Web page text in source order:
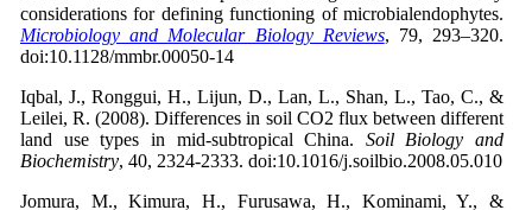
considerations for defining functioning of microbialendophytes.
Microbiology and Molecular Biology Reviews, 79, 293–320.
doi:10.1128/mmbr.00050-14
Iqbal, J., Ronggui, H., Lijun, D., Lan, L., Shan, L., Tao, C., &
Leilei, R. (2008). Differences in soil CO2 flux between different
land use types in mid-subtropical China. Soil Biology and
Biochemistry, 40, 2324-2333. doi:10.1016/j.soilbio.2008.05.010
Jomura, M., Kimura, H., Furusawa, H., Kominami, Y., &